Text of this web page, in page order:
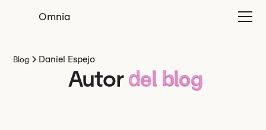
Omnia
Blog Daniel Espejo
Autor del blog